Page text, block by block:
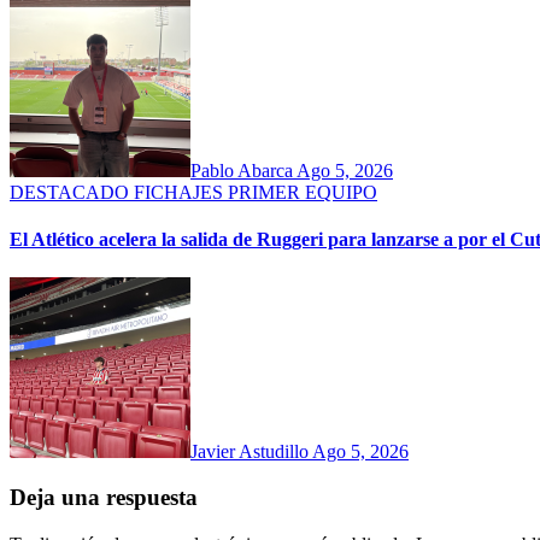
Pablo Abarca Ago 5, 2026
DESTACADO FICHAJES PRIMER EQUIPO
El Atlético acelera la salida de Ruggeri para lanzarse a por el
Javier Astudillo Ago 5, 2026
Deja una respuesta